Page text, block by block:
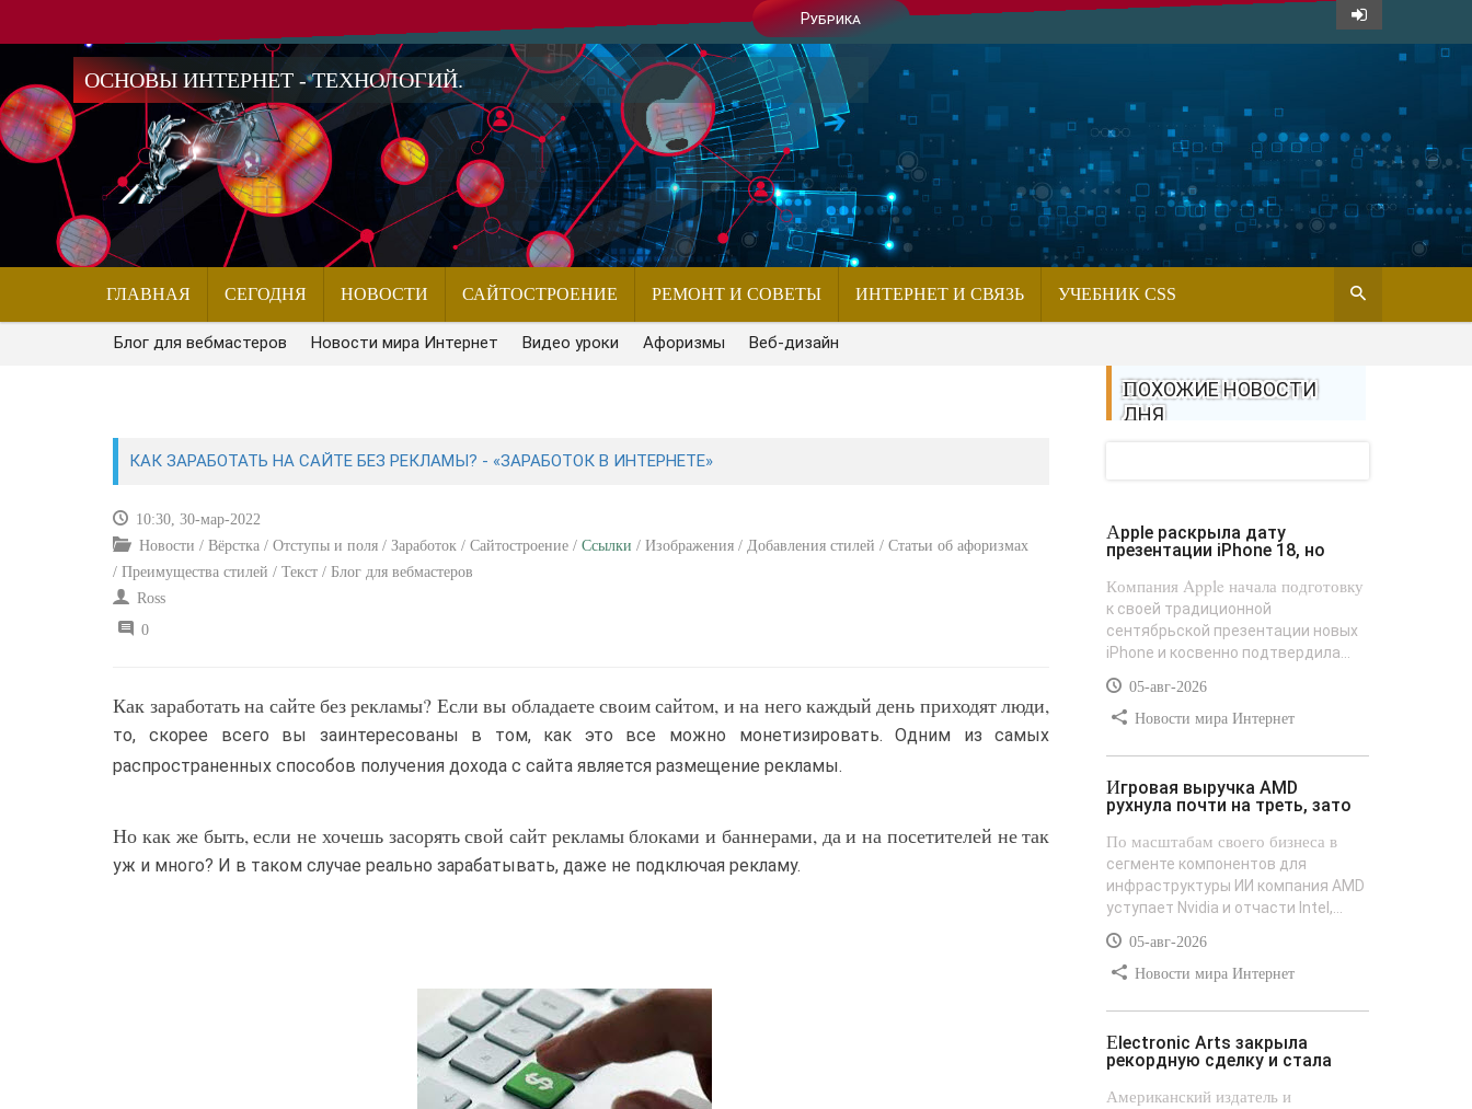
Рубрика
ОСНОВЫ ИНТЕРНЕТ - ТЕХНОЛОГИЙ.
ГЛАВНАЯ СЕГОДНЯ НОВОСТИ САЙТОСТРОЕНИЕ РЕМОНТ И СОВЕТЫ ИНТЕРНЕТ И СВЯЗЬ УЧЕБНИК CSS
Блог для вебмастеров Новости мира Интернет Видео уроки Афоризмы Веб-дизайн
КАК ЗАРАБОТАТЬ НА САЙТЕ БЕЗ РЕКЛАМЫ? - «ЗАРАБОТОК В ИНТЕРНЕТЕ»
10:30, 30-мар-2022
Новости / Вёрстка / Отступы и поля / Заработок / Сайтостроение /Ссылки / Изображения / Добавления стилей / Статьи об афоризмах
/ Преимущества стилей / Текст / Блог для вебмастеров
Ross
0
Как заработать на сайте без рекламы? Если вы обладаете своим сайтом, и на него каждый день приходят люди,
то, скорее всего вы заинтересованы в том, как это все можно монетизировать. Одним из самых
распространенных способов получения дохода с сайта является размещение рекламы.
Но как же быть, если не хочешь засорять свой сайт рекламы блоками и баннерами, да и на посетителей не так
уж и много? И в таком случае реально зарабатывать, даже не подключая рекламу.
ПОХОЖИЕ НОВОСТИ
ДНЯ
Apple раскрыла дату
презентации iPhone 18, но
Компания Apple начала подготовку
к своей традиционной
сентябрьской презентации новых
iPhone и косвенно подтвердила...
05-авг-2026
Новости мира Интернет
Игровая выручка AMD
рухнула почти на треть, зато
По масштабам своего бизнеса в
сегменте компонентов для
инфраструктуры ИИ компания AMD
уступает Nvidia и отчасти Intel,...
05-авг-2026
Новости мира Интернет
Electronic Arts закрыла
рекордную сделку и стала
Американский издатель и